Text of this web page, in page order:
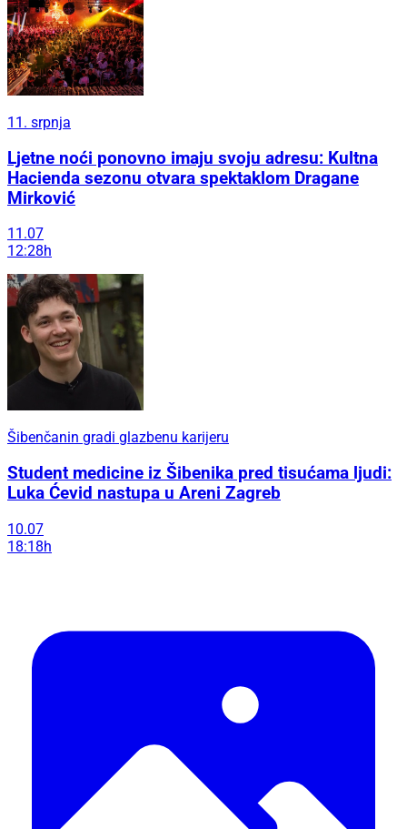
11. srpnja
Ljetne noći ponovno imaju svoju adresu: Kultna
Hacienda sezonu otvara spektaklom Dragane
Mirković
11.07
12:28h
Šibenčanin gradi glazbenu karijeru
Student medicine iz Šibenika pred tisućama ljudi:
Luka Ćevid nastupa u Areni Zagreb
10.07
18:18h